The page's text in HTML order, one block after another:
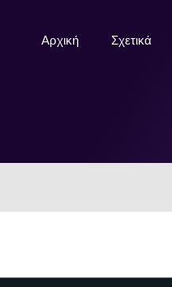
Αρχική Σχετικά